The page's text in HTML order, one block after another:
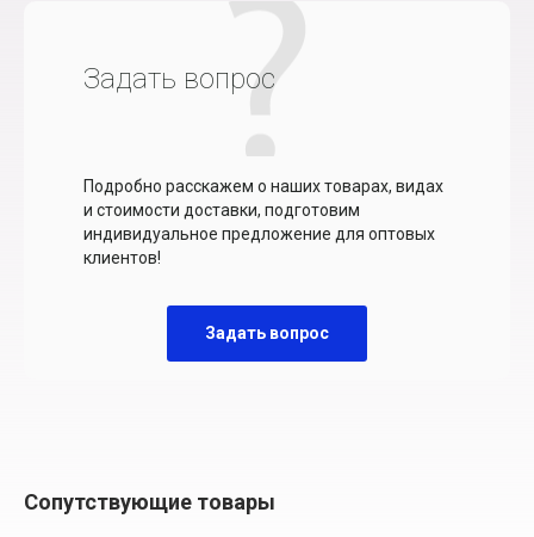
Задать вопрос
Подробно расскажем о наших товарах, видах
и стоимости доставки, подготовим
индивидуальное предложение для оптовых
клиентов!
Задать вопрос
Сопутствующие товары